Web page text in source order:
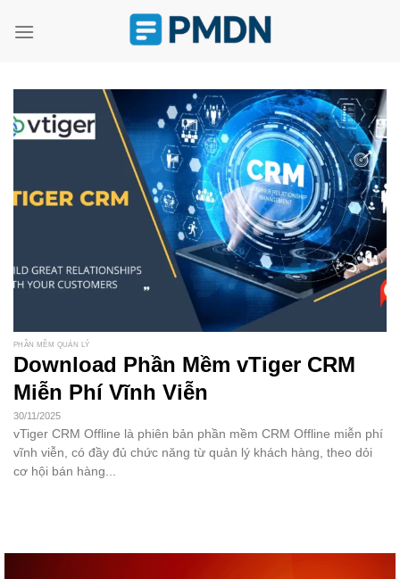
PHẦN MỀM QUẢN LÝ
Download Phần Mềm vTiger CRM
Miễn Phí Vĩnh Viễn
30/11/2025
vTiger CRM Offline là phiên bản phần mềm CRM Offline miễn phí
vĩnh viễn, có đầy đủ chức năng từ quản lý khách hàng, theo dỏi
cơ hội bán hàng...